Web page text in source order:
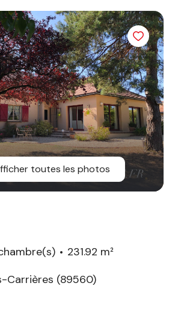
toutes les photos
231.92 m²
Carrières (89560)